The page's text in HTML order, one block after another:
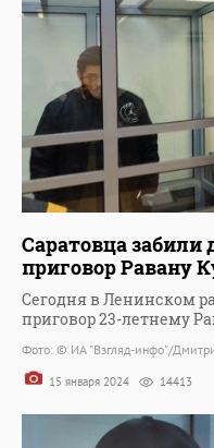
Саратовца
приговор Равану
Сегодня в Ленинском
приговор 23-летнему
Фото: © ИА "Взгляд-инфо"/
15 января 2024 14413